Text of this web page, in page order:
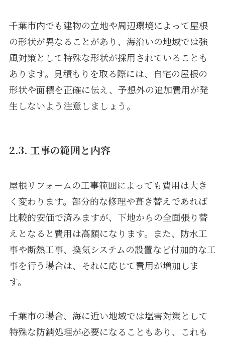
千葉市内でも建物の立地や周辺環境によって屋根
の形状が異なることがあり、海沿いの地域では強
風対策として特殊な形状が採用されていることも
あります。見積もりを取る際には、自宅の屋根の
形状や面積を正確に伝え、予想外の追加費用が発
生しないよう注意しましょう。
2.3. 工事の範囲と内容
屋根リフォームの工事範囲によっても費用は大き
く変わります。部分的な修理や葺き替えであれば
比較的安価で済みますが、下地からの全面張り替
えとなると費用は高額になります。また、防水工
事や断熱工事、換気システムの設置など付加的な工
事を行う場合は、それに応じて費用が増加しま
す。
千葉市の場合、海に近い地域では塩害対策として
特殊な防錆処理が必要になることもあり、これも